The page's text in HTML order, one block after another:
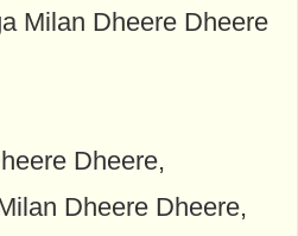
Milan Dheere Dheere
Dheere,
Dheere Dheere,